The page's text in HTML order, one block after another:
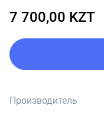
7 700,00 KZT
Производитель